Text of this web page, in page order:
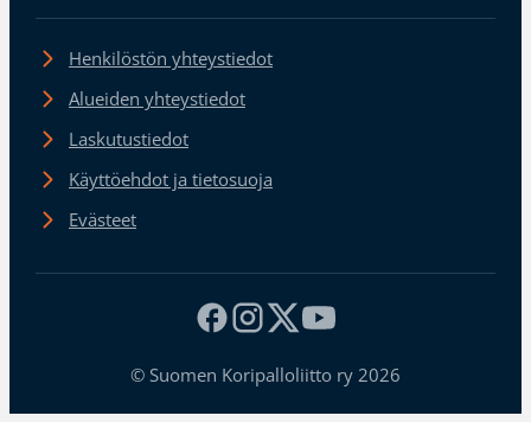
Henkilöstön yhteystiedot
Alueiden yhteystiedot
Laskutustiedot
Käyttöehdot ja tietosuoja
Evästeet
© Suomen Koripalloliitto ry 2026